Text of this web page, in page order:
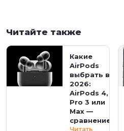
Читайте также
Какие
AirPods
выбрать в
2026:
AirPods 4,
Pro 3 или
Max —
сравнение
Читать